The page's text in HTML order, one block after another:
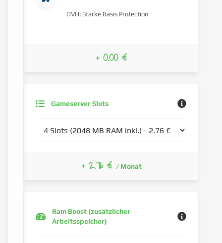
Gameserver Slots
+ 2.76 € / Monat
OVH: Starke Basis Protection
+ 0.00 €
Ram Boost (zusätzlicher
Arbeitsspeicher)